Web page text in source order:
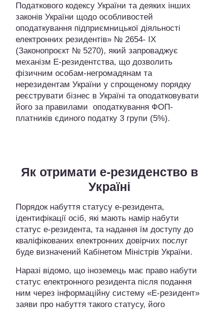
Податкового кодексу України та деяких інших
законів України щодо особливостей
оподаткування підприємницької діяльності
електронних резидентів» № 2654- ІХ
(Законопроєкт № 5270), який запроваджує
механізм Е-резидентства, що дозволить
фізичним особам-негромадянам та
нерезидентам України у спрощеному порядку
реєструвати бізнес в Україні та оподатковувати
його за правилами оподаткування ФОП-
платників єдиного податку 3 групи (5%).
Як отримати е-резиденство в
Україні
Порядок набуття статусу е-резидента,
ідентифікації осіб, які мають намір набути
статус е-резидента, та надання їм доступу до
кваліфікованих електронних довірчих послуг
буде визначений Кабінетом Міністрів України.
Наразі відомо, що іноземець має право набути
статус електронного резидента після подання
ним через інформаційну систему «Е-резидент»
заяви про набуття такого статусу, його